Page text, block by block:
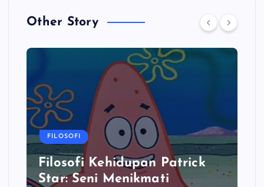
Other Story
FILOSOFI
Filosofi Kehidupan Patrick
Star: Seni Menikmati